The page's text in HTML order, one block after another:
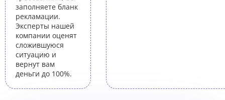
заполняете бланк
рекламации.
Эксперты нашей
компании оценят
сложившуюся
ситуацию и
вернут вам
деньги до 100%.